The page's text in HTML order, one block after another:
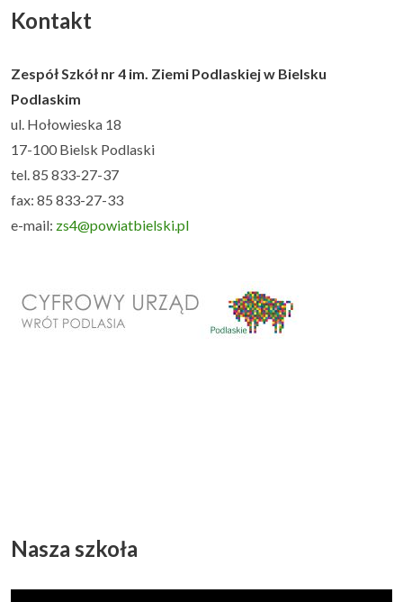
Kontakt
Zespół Szkół nr 4 im. Ziemi Podlaskiej w Bielsku
Podlaskim
ul. Hołowieska 18
17-100 Bielsk Podlaski
tel. 85 833-27-37
fax: 85 833-27-33
e-mail: zs4@powiatbielski.pl
Nasza szkoła